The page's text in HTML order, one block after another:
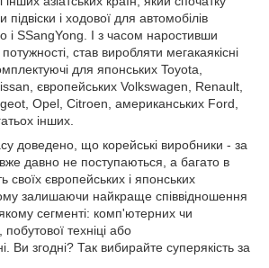
і ходової для автомобілів
і SSangYong. І з часом наростивши
став виробляти мегакаякісні
для японських Toyota,
європейських Volkswagen, Renault,
Opel, Citroen, американських Ford,
інших.
доведено, що корейські виробники - за
вже давно не поступаються, а багато в
своїх європейських і японських
залишаючи найкраще співвідношення
сегменті: комп'ютерних чи
техніці або
Ви згодні? Так вибирайте суперякість за